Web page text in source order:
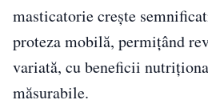
masticatorie crește
proteza mobilă, permițând
variată, cu beneficii
măsurabile.